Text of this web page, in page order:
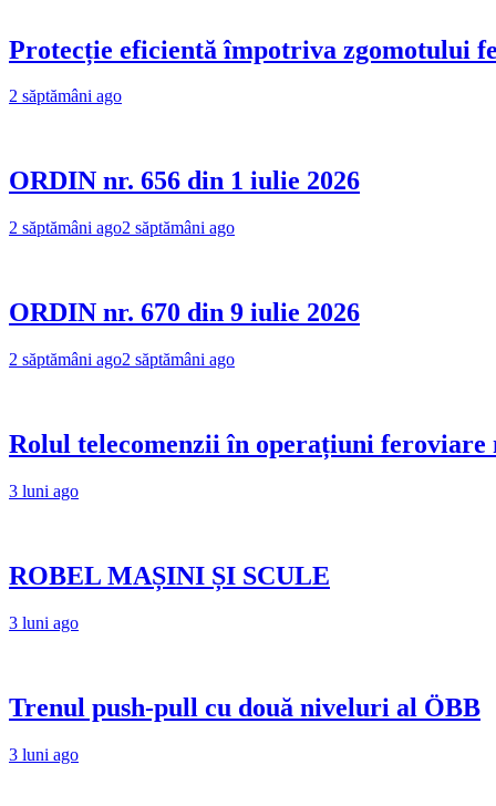
Protecție eficientă împotriva zgomotului
2 săptămâni ago
ORDIN nr. 656 din 1 iulie 2026
2 săptămâni ago2 săptămâni ago
ORDIN nr. 670 din 9 iulie 2026
2 săptămâni ago2 săptămâni ago
Rolul telecomenzii în operațiuni feroviare
3 luni ago
ROBEL MAȘINI ȘI SCULE
3 luni ago
Trenul push-pull cu două niveluri al ÖBB
3 luni ago